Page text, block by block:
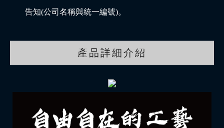
告知(公司名稱與統一編號)。
產品詳細介紹